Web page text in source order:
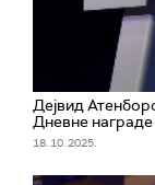
Дејвид
Дневне
18. 10. 2025.